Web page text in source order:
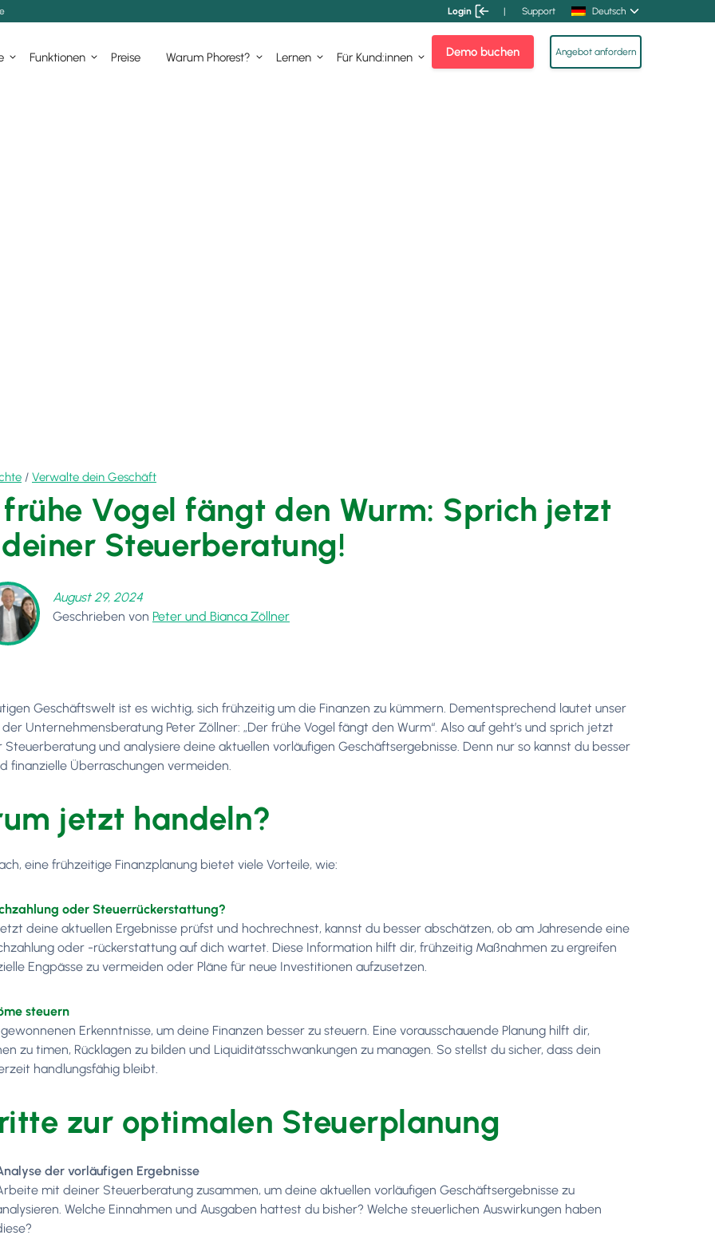
Login | Support Deutsch
Funktionen Preise Warum Phorest? Lernen Für Kund:innen Demo buchen Angebot anfordern
/ Verwalte dein Geschäft
Vogel fängt den Wurm: Sprich jetzt
Steuerberatung!
August 29, 2024
Geschrieben von Peter und Bianca Zöllner
Geschäftswelt ist es wichtig, sich frühzeitig um die Finanzen zu kümmern. Dementsprechend lautet unser
Unternehmensberatung Peter Zöllner: „Der frühe Vogel fängt den Wurm“. Also auf geht’s und sprich jetzt
und analysiere deine aktuellen vorläufigen Geschäftsergebnisse. Denn nur so kannst du besser
finanzielle Überraschungen vermeiden.
jetzt handeln?
eine frühzeitige Finanzplanung bietet viele Vorteile, wie:
oder Steuerrückerstattung?
deine aktuellen Ergebnisse prüfst und hochrechnest, kannst du besser abschätzen, ob am Jahresende eine
oder -rückerstattung auf dich wartet. Diese Information hilft dir, frühzeitig Maßnahmen zu ergreifen
Engpässe zu vermeiden oder Pläne für neue Investitionen aufzusetzen.
steuern
Erkenntnisse, um deine Finanzen besser zu steuern. Eine vorausschauende Planung hilft dir,
zu timen, Rücklagen zu bilden und Liquiditätsschwankungen zu managen. So stellst du sicher, dass dein
handlungsfähig bleibt.
zur optimalen Steuerplanung
der vorläufigen Ergebnisse
mit deiner Steuerberatung zusammen, um deine aktuellen vorläufigen Geschäftsergebnisse zu
Welche Einnahmen und Ausgaben hattest du bisher? Welche steuerlichen Auswirkungen haben